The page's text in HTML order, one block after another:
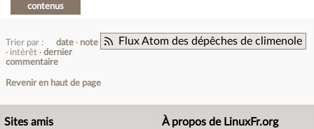
contenus
Flux Atom des dépêches de climenole
Trier par : date
note
intérêt
dernier
commentaire
Revenir en haut de page
Sites amis À propos de LinuxFr.org